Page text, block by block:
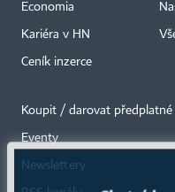
Economia
Kariéra v HN
Ceník inzerce
Koupit / darovat předplatné
Eventy
Newslettery